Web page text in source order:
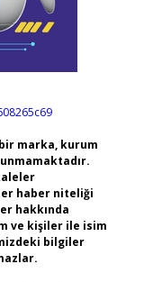
marka, kurum
haber niteliği
hakkında
ve kişiler ile isim
bilgiler